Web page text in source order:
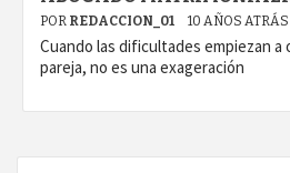
POR REDACCION_01 10 AÑOS ATRÁS
Cuando las dificultades empiezan a
pareja, no es una exageración